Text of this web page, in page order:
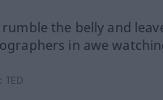
rumble the belly and
in awe
TED